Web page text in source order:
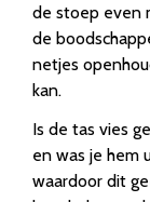
de stoep even
de
netjes
kan.
Is de tas vies
en was je hem
waardoor dit